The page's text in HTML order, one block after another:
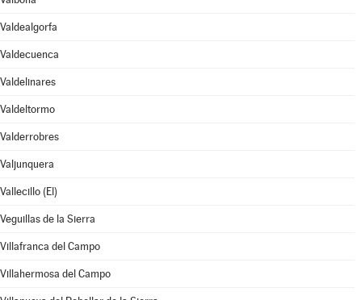
Valdealgorfa
Valdecuenca
Valdelinares
Valdeltormo
Valderrobres
Valjunquera
Vallecillo (El)
Veguillas de la Sierra
Villafranca del Campo
Villahermosa del Campo